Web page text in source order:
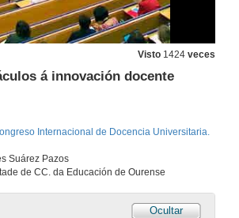
Visto 1424 veces
á innovación docente
Internacional de Docencia Universitaria.
Suárez Pazos
de CC. da Educación de Ourense
Ocultar
Intervención de Pedro Membiela Iglesia
25 de xuño de 2015
25 de xuño de 2015